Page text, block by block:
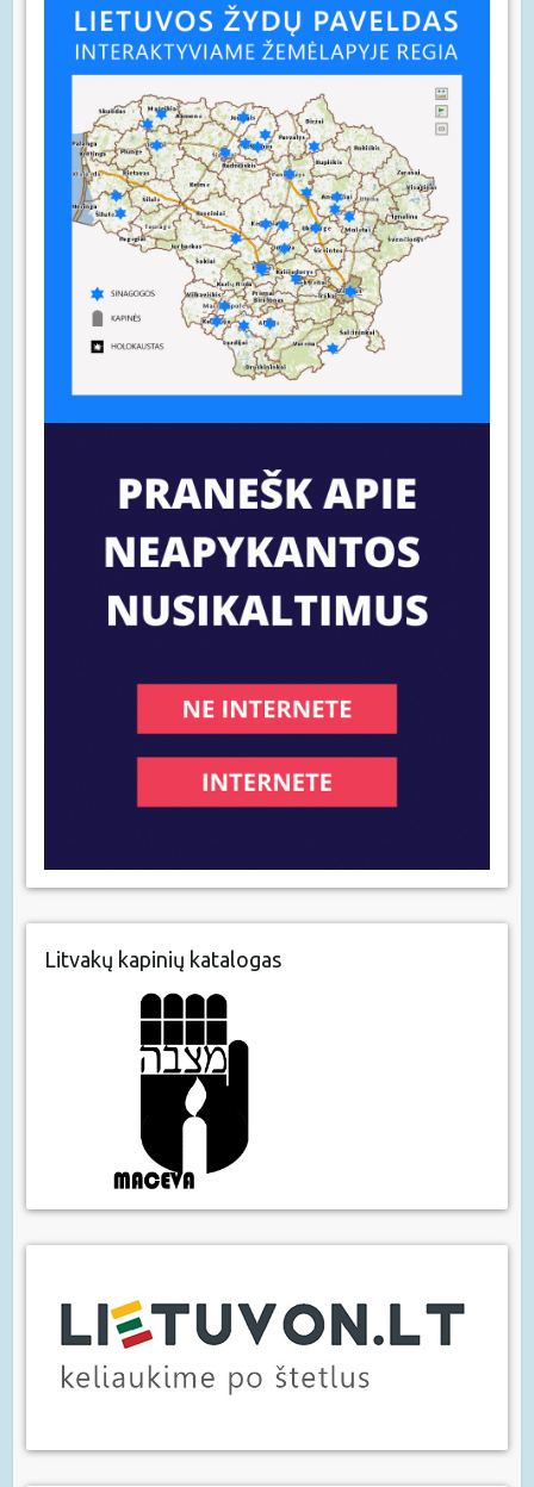
Litvakų kapinių katalogas